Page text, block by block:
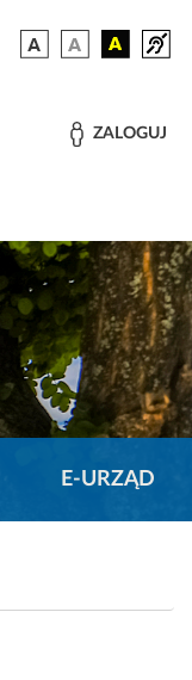
ZALOGUJ
E-URZĄD